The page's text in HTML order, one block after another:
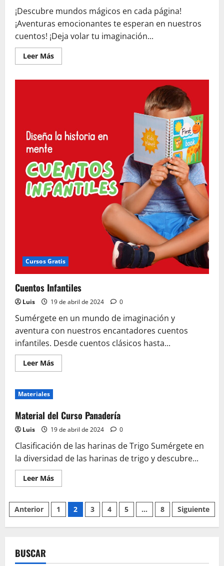
¡Descubre mundos mágicos en cada página!
¡Aventuras emocionantes te esperan en nuestros
cuentos! ¡Deja volar tu imaginación...
Leer MásLeer
más
Cursos Gratis
Cuentos Infantiles
Luis 19 de abril de 2024 0
Sumérgete en un mundo de imaginación y
aventura con nuestros encantadores cuentos
infantiles. Desde cuentos clásicos hasta...
Leer MásLeer
más
Materiales
Material del Curso Panadería
Luis 19 de abril de 2024 0
Clasificación de las harinas de Trigo Sumérgete en
la diversidad de las harinas de trigo y descubre...
Leer MásLeer
más
Material
del
Curso
Panadería
Paginación
de
entradas
Anterior 1 2 3 4 5 … 8 Siguiente
BUSCAR